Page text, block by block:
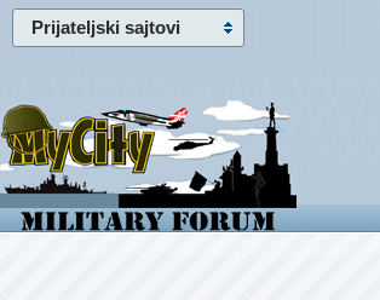
Prijateljski sajtovi